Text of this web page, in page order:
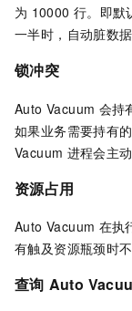
为 10000 行。即默
一半时，自动脏数据
锁冲突
Auto Vacuum 会持
如果业务需要持有
Vacuum 进程会主
资源占用
Auto Vacuum 在执
有触及资源瓶颈时
查询 Auto